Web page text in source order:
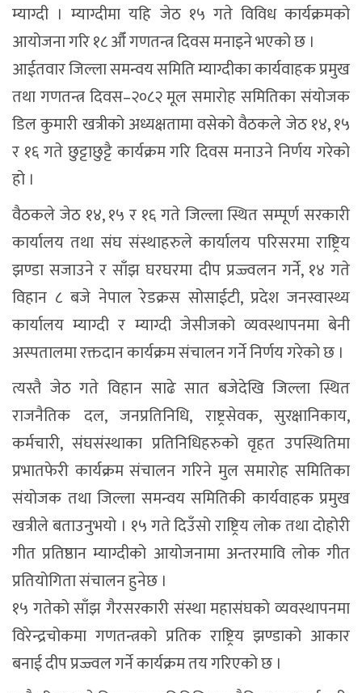
म्याग्दी । म्याग्दीमा यहि जेठ १५ गते विविध कार्यक्रमको
आयोजना गरि १८ औँ गणतन्त्र दिवस मनाइने भएको छ ।
आईतवार जिल्ला समन्वय समिति म्याग्दीका कार्यवाहक प्रमुख
तथा गणतन्त्र दिवस–२०८२ मूल समारोह समितिका संयोजक
डिल कुमारी खत्रीको अध्यक्षतामा वसेको वैठकले जेठ १४, १५
र १६ गते छुट्टाछुट्टै कार्यक्रम गरि दिवस मनाउने निर्णय गरेको
हो ।
वैठकले जेठ १४, १५ र १६ गते जिल्ला स्थित सम्पूर्ण सरकारी
कार्यालय तथा संघ संस्थाहरुले कार्यालय परिसरमा राष्ट्रिय
झण्डा सजाउने र साँझ घरघरमा दीप प्रज्ज्वलन गर्ने, १४ गते
विहान ८ बजे नेपाल रेडक्रस सोसाईटी, प्रदेश जनस्वास्थ्य
कार्यालय म्याग्दी र म्याग्दी जेसीजको व्यवस्थापनमा बेनी
अस्पतालमा रक्तदान कार्यक्रम संचालन गर्ने निर्णय गरेको छ ।
त्यस्तै जेठ गते विहान साढे सात बजेदेखि जिल्ला स्थित
राजनैतिक दल, जनप्रतिनिधि, राष्ट्रसेवक, सुरक्षानिकाय,
कर्मचारी, संघसंस्थाका प्रतिनिधिहरुको वृहत उपस्थितिमा
प्रभातफेरी कार्यक्रम संचालन गरिने मुल समारोह समितिका
संयोजक तथा जिल्ला समन्वय समितिकी कार्यवाहक प्रमुख
खत्रीले बताउनुभयो । १५ गते दिउँसो राष्ट्रिय लोक तथा दोहोरी
गीत प्रतिष्ठान म्याग्दीको आयोजनामा अन्तरमावि लोक गीत
प्रतियोगिता संचालन हुनेछ ।
१५ गतेको साँझ गैरसरकारी संस्था महासंघको व्यवस्थापनमा
विरेन्द्रचोकमा गणतन्त्रको प्रतिक राष्ट्रिय झण्डाको आकार
बनाई दीप प्रज्ज्वल गर्ने कार्यक्रम तय गरिएको छ ।